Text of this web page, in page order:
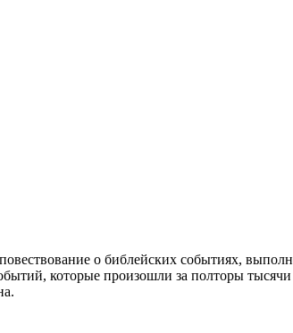
о библейских событиях,
которые произошли за полторы